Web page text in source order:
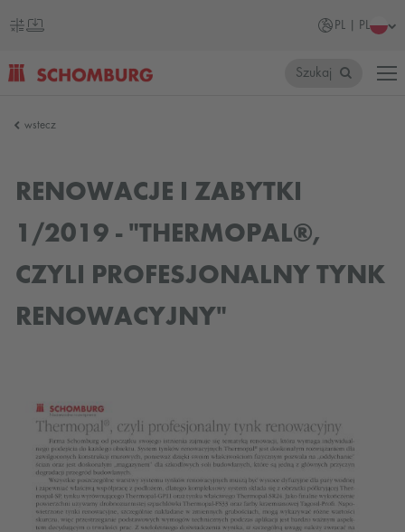
PL | PL
Szukaj
wstecz
RENOWACJE I ZABYTKI
1/2019 - "THERMOPAL®,
CZYLI PROFESJONALNY TYNK
RENOWACYJNY"